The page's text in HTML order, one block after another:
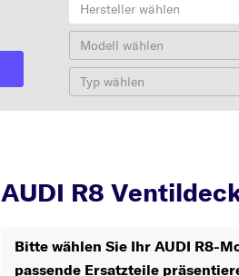
Hersteller wählen
Modell wählen
Typ wählen
AUDI R8
Bitte wählen Sie Ihr AUDI R8-
passende Ersatzteile